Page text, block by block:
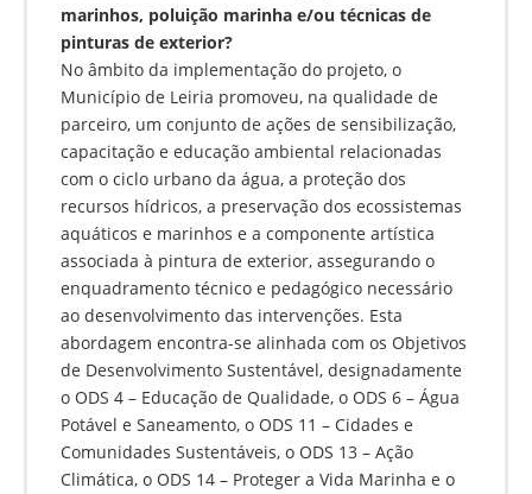
marinhos, poluição marinha e/ou técnicas de
pinturas de exterior?
No âmbito da implementação do projeto, o
Município de Leiria promoveu, na qualidade de
parceiro, um conjunto de ações de sensibilização,
capacitação e educação ambiental relacionadas
com o ciclo urbano da água, a proteção dos
recursos hídricos, a preservação dos ecossistemas
aquáticos e marinhos e a componente artística
associada à pintura de exterior, assegurando o
enquadramento técnico e pedagógico necessário
ao desenvolvimento das intervenções. Esta
abordagem encontra-se alinhada com os Objetivos
de Desenvolvimento Sustentável, designadamente
o ODS 4 – Educação de Qualidade, o ODS 6 – Água
Potável e Saneamento, o ODS 11 – Cidades e
Comunidades Sustentáveis, o ODS 13 – Ação
Climática, o ODS 14 – Proteger a Vida Marinha e o